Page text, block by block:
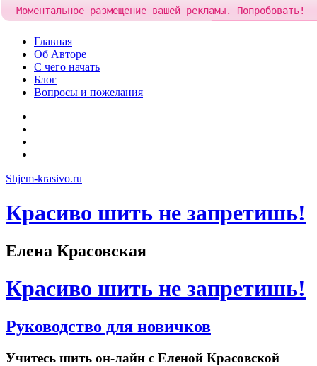
Skip
content
Главная
Об Авторе
С чего начать
Блог
Вопросы и пожелания
Shjem-krasivo.ru
Красиво шить не запретишь!
Елена Красовская
Красиво шить не запретишь!
Руководство для новичков
Учитесь шить он-лайн с Еленой Красовской
Моментальное размещение вашей рекламы. Попробовать!